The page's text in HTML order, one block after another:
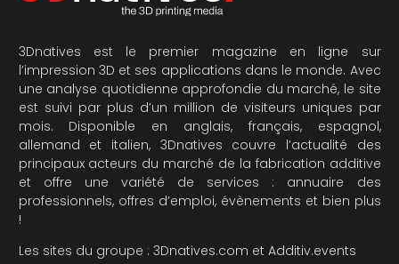
3Dnatives est le premier magazine en ligne sur
l’impression 3D et ses applications dans le monde. Avec
une analyse quotidienne approfondie du marché, le site
est suivi par plus d’un million de visiteurs uniques par
mois. Disponible en anglais, français, espagnol,
allemand et italien, 3Dnatives couvre l’actualité des
principaux acteurs du marché de la fabrication additive
et offre une variété de services : annuaire des
professionnels, offres d’emploi, évènements et bien plus
!
Les sites du groupe : 3Dnatives.com et Additiv.events